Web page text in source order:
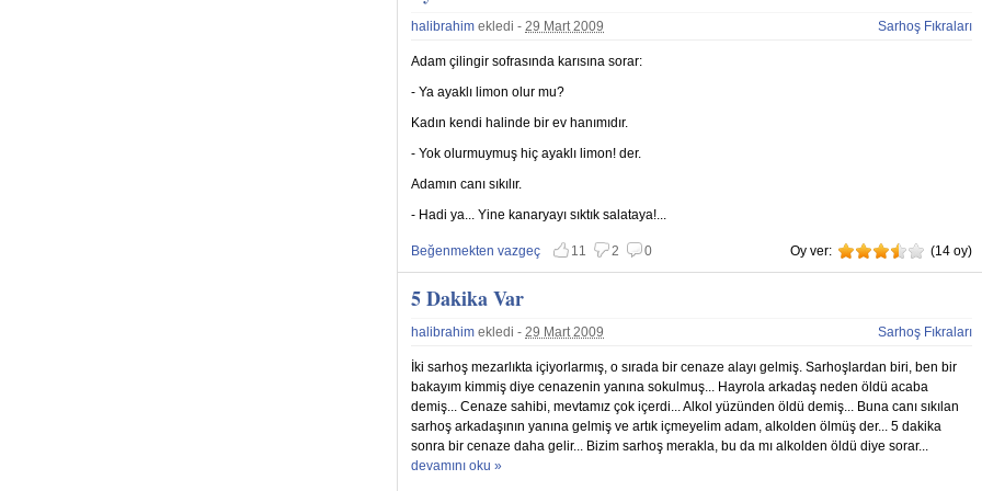
halibrahim ekledi - 29 Mart 2009 Sarhoş Fıkraları
Adam çilingir sofrasında karısına sorar:
- Ya ayaklı limon olur mu?
Kadın kendi halinde bir ev hanımıdır.
- Yok olurmuymuş hiç ayaklı limon! der.
Adamın canı sıkılır.
- Hadi ya... Yine kanaryayı sıktık salataya!...
Oy ver: 3.5
(14 oy)
Beğen
Beğenmekten vazgeç Beğenme Beğenmemekten vazgeç
11 2 0
5 Dakika Var
halibrahim ekledi - 29 Mart 2009 Sarhoş Fıkraları
İki sarhoş mezarlıkta içiyorlarmış, o sırada bir cenaze alayı gelmiş. Sarhoşlardan biri, ben bir
bakayım kimmiş diye cenazenin yanına sokulmuş... Hayrola arkadaş neden öldü acaba
demiş... Cenaze sahibi, mevtamız çok içerdi... Alkol yüzünden öldü demiş... Buna canı sıkılan
sarhoş arkadaşının yanına gelmiş ve artık içmeyelim adam, alkolden ölmüş der... 5 dakika
sonra bir cenaze daha gelir... Bizim sarhoş merakla, bu da mı alkolden öldü diye sorar...
devamını oku »